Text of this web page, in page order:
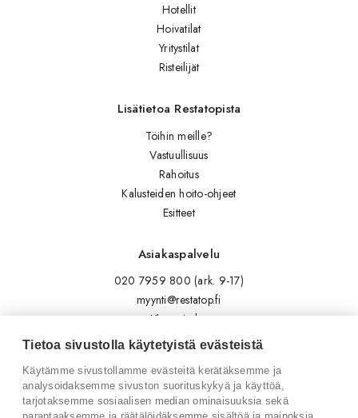
Hotellit
Hoivatilat
Yritystilat
Risteilijät
Lisätietoa Restatopista
Töihin meille?
Vastuullisuus
Rahoitus
Kalusteiden hoito-ohjeet
Esitteet
Asiakaspalvelu
020 7959 800 (ark. 9-17)
myynti@restatop.fi
Yhteystiedot
Lähetä viesti
Seuraa meitä
Tilaa uutiskirje
Tietoa sivustolla käytetyistä evästeistä
Käytämme sivustollamme evästeitä kerätäksemme ja
analysoidaksemme sivuston suorituskykyä ja käyttöä,
tarjotaksemme sosiaalisen median ominaisuuksia sekä